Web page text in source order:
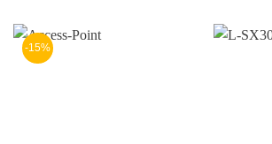
-15%